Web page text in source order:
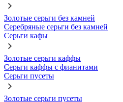
Золотые серьги без камней
Серебряные серьги без камней
Серьги кафы
Золотые серьги каффы
Серьги каффы с фианитами
Серьги пусеты
Золотые серьги пусеты